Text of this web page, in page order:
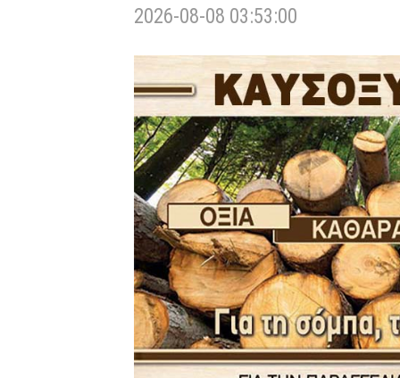
2026-08-08 03:53:00